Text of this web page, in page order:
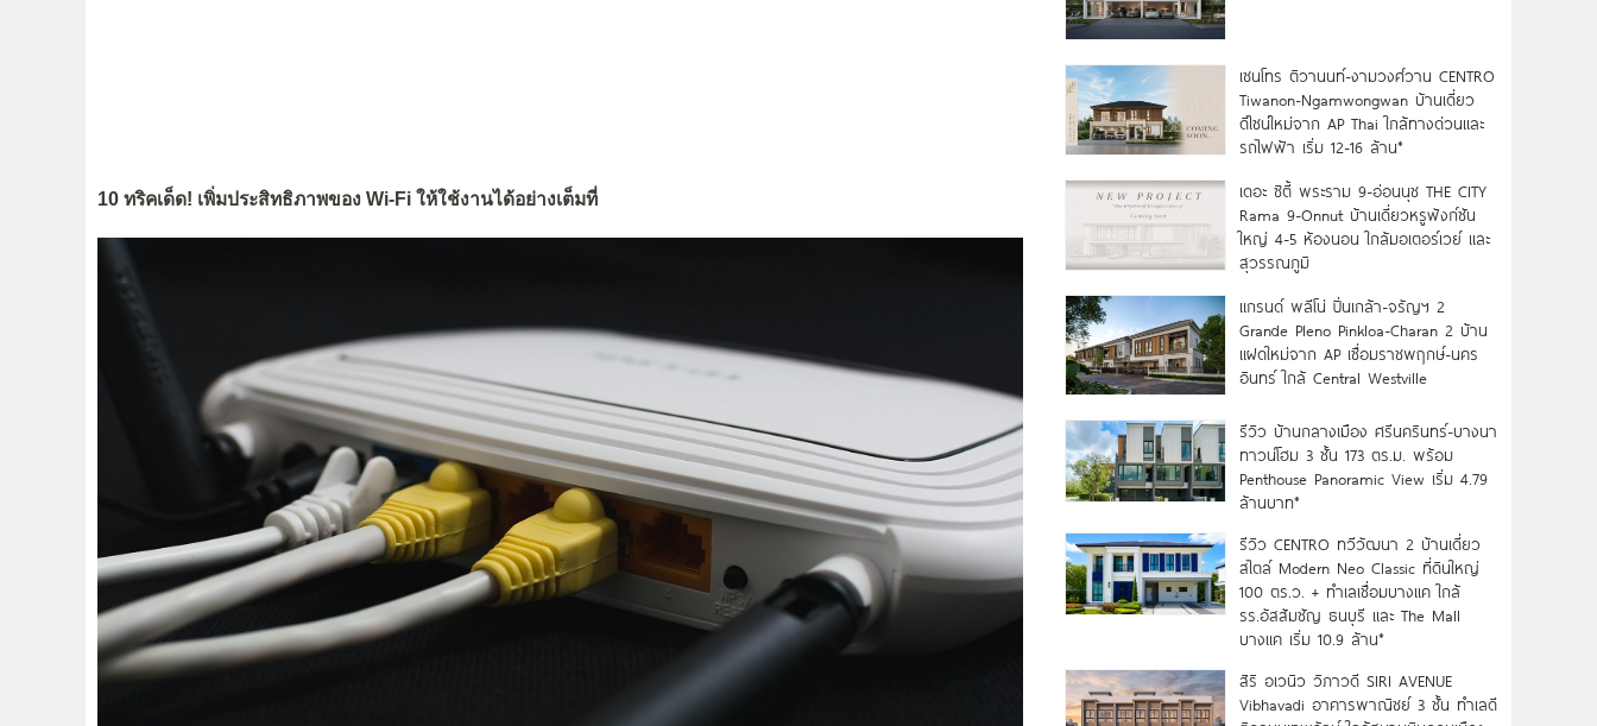
10 ทริคเด็ด! เพิ่มประสิทธิภาพของ Wi-Fi ให้ใช้งานได้อย่างเต็มที่
เซนโทร ติวานนท์-งามวงศ์วาน CENTRO
Tiwanon-Ngamwongwan บ้านเดี่ยว
ดีไซน์ใหม่จาก AP Thai ใกล้ทางด่วนและ
รถไฟฟ้า เริ่ม 12-16 ล้าน*
เดอะ ซิตี้ พระราม 9-อ่อนนุช THE CITY
Rama 9-Onnut บ้านเดี่ยวหรูฟังก์ชัน
ใหญ่ 4-5 ห้องนอน ใกล้มอเตอร์เวย์ และ
สุวรรณภูมิ
แกรนด์ พลีโน่ ปิ่นเกล้า-จรัญฯ 2
Grande Pleno Pinkloa-Charan 2 บ้าน
แฝดใหม่จาก AP เชื่อมราชพฤกษ์-นคร
อินทร์ ใกล้ Central Westville
รีวิว บ้านกลางเมือง ศรีนครินทร์-บางนา
ทาวน์โฮม 3 ชั้น 173 ตร.ม. พร้อม
Penthouse Panoramic View เริ่ม 4.79
ล้านบาท*
รีวิว CENTRO ทวีวัฒนา 2 บ้านเดี่ยว
สไตล์ Modern Neo Classic ที่ดินใหญ่
100 ตร.ว. + ทำเลเชื่อมบางแค ใกล้
รร.อัสสัมชัญ ธนบุรี และ The Mall
บางแค เริ่ม 10.9 ล้าน*
สิริ อเวนิว วิภาวดี SIRI AVENUE
Vibhavadi อาคารพาณิชย์ 3 ชั้น ทำเลดี